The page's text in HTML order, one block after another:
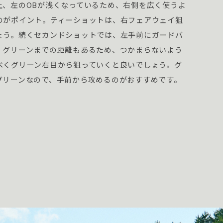
左のOBが浅くなっているため、右側を広く使うよ
ポイント。ティーショットは、右フェアウェイ狙
。続くセカンドショットでは、左手前にガードバ
リーンまでの距離もあるため、つかまらないよう
グリーン右目から狙っていくと良いでしょう。グ
ーンなので、手前から攻めるのがおすすめです。